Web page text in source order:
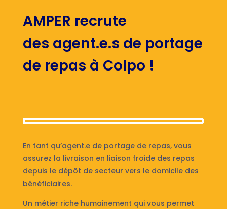
AMPER recrute
des agent.e.s de portage
de repas à Colpo !
En tant qu’agent.e de portage de repas, vous
assurez la livraison en liaison froide des repas
depuis le dépôt de secteur vers le domicile des
bénéficiaires.
Un métier riche humainement qui vous permet